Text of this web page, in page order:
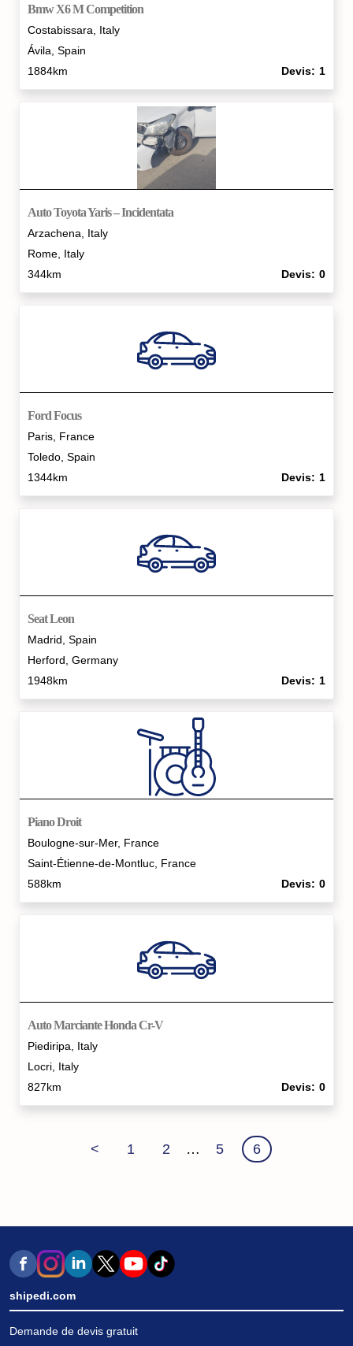
Bmw X6 M Competition
Costabissara, Italy
Ávila‎, Spain
1884km
Devis 1
Auto Toyota Yaris – Incidentata
Arzachena, Italy
Rome, Italy
344km
Devis 0
Ford Focus
Paris, France
Toledo, Spain
1344km
Devis 1
Seat Leon
Madrid, Spain
Herford, Germany
1948km
Devis 1
Piano Droit
Boulogne-sur-Mer, France
Saint-Étienne-de-Montluc, France
588km
Devis 0
Auto Marciante Honda Cr-V
Piediripa, Italy
Locri, Italy
827km
Devis 0
< 1 2 … 5 6
shipedi.com
Demande de devis gratuit